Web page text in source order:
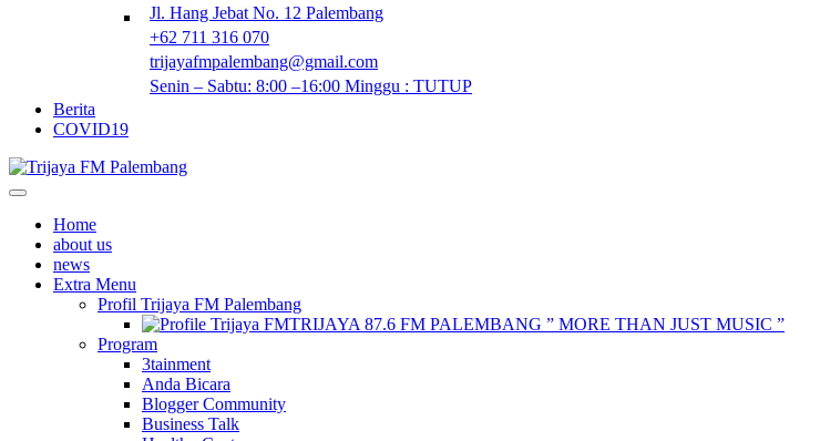
Jl. Hang Jebat No. 12 Palembang
+62 711 316 070
trijayafmpalembang@gmail.com
Senin – Sabtu: 8:00 –16:00 Minggu : TUTUP
Berita
COVID19
Home
about us
news
Extra Menu
Profil Trijaya FM Palembang
TRIJAYA 87.6 FM PALEMBANG ” MORE THAN JUST MUSIC ”
Program
3tainment
Anda Bicara
Blogger Community
Business Talk